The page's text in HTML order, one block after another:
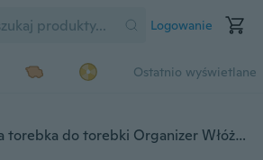
Logowanie
Ostatnio wyświetlane
1 PC Wielofunkcyjna torebka do torebki Organizer Włóż telefon Kosmetyczka w walizce do przechowywania